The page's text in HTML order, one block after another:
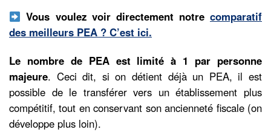
Vous voulez voir directement notrecomparatif
des meilleurs PEA ? C’est ici.
Le nombre de PEA est limité à 1 par personne
majeure. Ceci dit, si on détient déjà un PEA, il est
possible de le transférer vers un établissement plus
compétitif, tout en conservant son ancienneté fiscale (on
développe plus loin).